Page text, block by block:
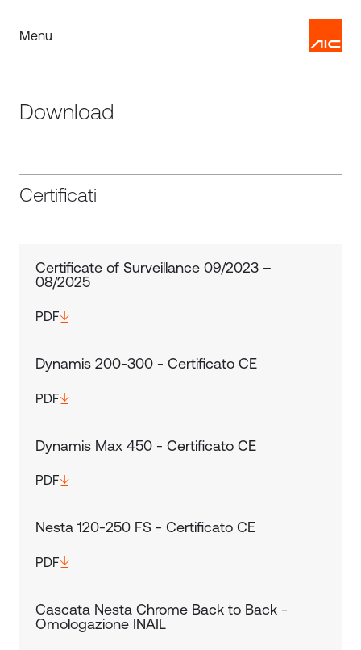
Menu
Download
Certificati
Certificate of Surveillance 09/2023 –
08/2025
PDF
Dynamis 200-300 - Certificato CE
PDF
Dynamis Max 450 - Certificato CE
PDF
Nesta 120-250 FS - Certificato CE
PDF
Cascata Nesta Chrome Back to Back -
Omologazione INAIL